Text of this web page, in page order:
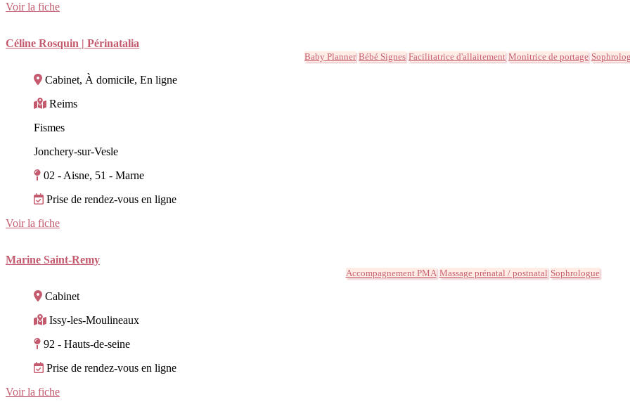
Voir la fiche
Céline Rosquin | Périnatalia
Baby Planner Bébé Signes Facilitatrice d'allaitement Monitrice de portage
Cabinet, À domicile, En ligne
Reims
Fismes
Jonchery-sur-Vesle
02 - Aisne, 51 - Marne
Prise de rendez-vous en ligne
Voir la fiche
Marine Saint-Remy
Accompagnement PMA Massage prénatal / postnatal Sophrologue
Cabinet
Issy-les-Moulineaux
92 - Hauts-de-seine
Prise de rendez-vous en ligne
Voir la fiche